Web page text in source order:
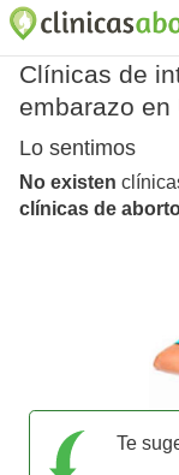
Clínicas de
embarazo en
Lo sentimos
No existen
clínicas de
Te